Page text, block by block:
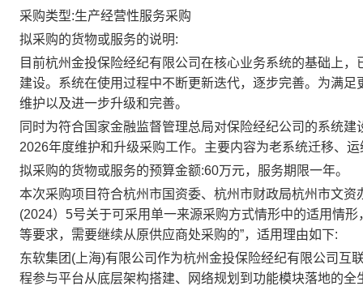
采购类型:生产经营性服务采购
拟采购的货物或服务的说明:
目前杭州金投保险经纪有限公司在核心业务系统的基础上
建设。系统在使用过程中不断更新迭代，逐步完善。为满
维护以及进一步升级和完善。
同时为符合国家金融监督管理总局对保险经纪公司的系统
2026年度维护和升级采购工作。主要内容为老系统迁移、
拟采购的货物或服务的预算金额:60万元，服务期限一年。
本次采购项目符合杭州市国资委、杭州市财政局杭州市文
(2024） 5号关于可采用单一来源采购方式情形中的适用情
等要求，需要继续从原供应商处采购的”，适用理由如下:
东软集团 (上海)有限公司作为杭州金投保险经纪有限公司互
程参与平台从底层架构搭建、网络规划到功能模块落地的